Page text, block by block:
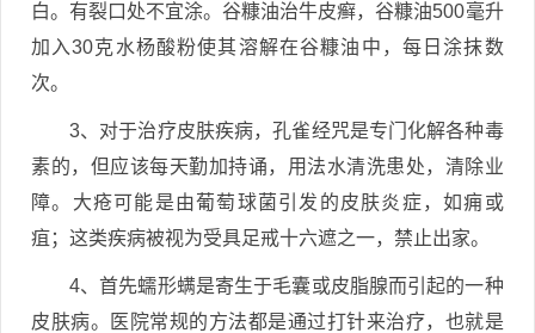
白。有裂口处不宜涂。谷糠油治牛皮癣，谷糠油500毫升
加入30克水杨酸粉使其溶解在谷糠油中，每日涂抹数
次。
3、对于治疗皮肤疾病，孔雀经咒是专门化解各种毒
素的，但应该每天勤加持诵，用法水清洗患处，清除业
障。大疮可能是由葡萄球菌引发的皮肤炎症，如痈或
疽；这类疾病被视为受具足戒十六遮之一，禁止出家。
4、首先蠕形螨是寄生于毛囊或皮脂腺而引起的一种
皮肤病。医院常规的方法都是通过打针来治疗，也就是